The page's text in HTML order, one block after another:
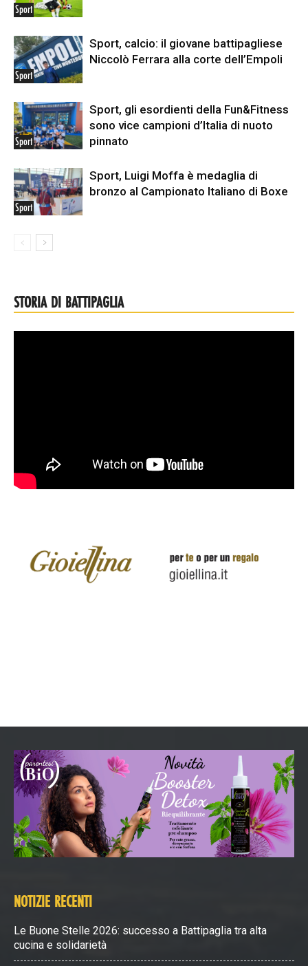
Sport
Sport
Sport, calcio: il giovane battipagliese
Niccolò Ferrara alla corte dell’Empoli
Sport
Sport, gli esordienti della Fun&Fitness
sono vice campioni d’Italia di nuoto
pinnato
Sport
Sport, Luigi Moffa è medaglia di
bronzo al Campionato Italiano di Boxe
STORIA DI BATTIPAGLIA
NOTIZIE RECENTI
Le Buone Stelle 2026: successo a Battipaglia tra alta
cucina e solidarietà